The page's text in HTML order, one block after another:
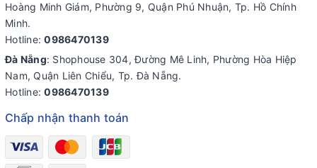
Hoàng Minh Giám, Phường 9, Quận Phú Nhuận, Tp. Hồ Chính
Minh.
Hotline:0986470139
Đà Nẵng: Shophouse 304, Đường Mê Linh, Phường Hòa Hiệp
Nam, Quận Liên Chiểu, Tp. Đà Nẵng.
Hotline:0986470139
Chấp nhận thanh toán